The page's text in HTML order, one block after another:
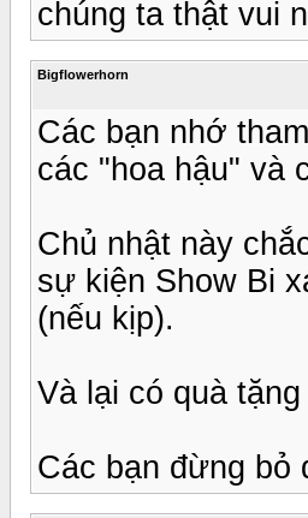
chúng ta thật vui
Bigflowerhorn
Các bạn nhớ
các "hoa hậu" và
Chủ nhật này
sự kiện Show Bi
(nếu kịp).
Và lại có quà
Các bạn đừng bỏ